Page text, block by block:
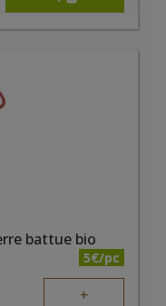
battue bio
5€/pc
+